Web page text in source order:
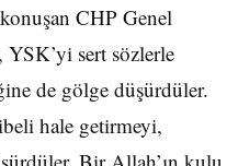
CHP Genel
YSK’yi sert sözlerle
de gölge düşürdüler.
hale getirmeyi,